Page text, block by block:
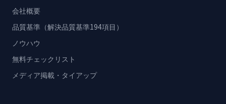
会社概要
品質基準（解決品質基準194項目）
ノウハウ
無料チェックリスト
メディア掲載・タイアップ